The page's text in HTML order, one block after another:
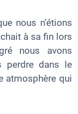
nous n’étions
à sa fin lors
nous avons
dans le
atmosphère qui